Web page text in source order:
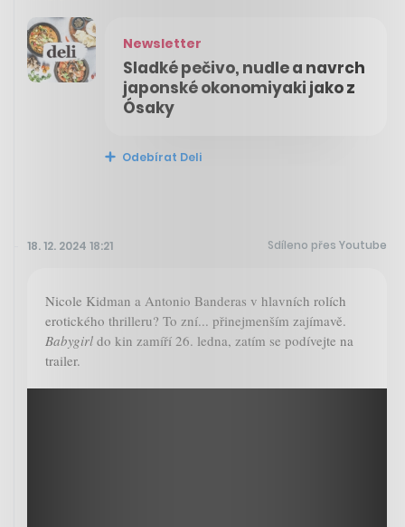
Newsletter
Sladké pečivo, nudle a navrch
japonské okonomiyaki jako z
Ósaky
Odebírat Deli
18. 12. 2024 18:21 Sdíleno přes Youtube
Nicole Kidman a Antonio Banderas v hlavních rolích
erotického thrilleru? To zní... přinejmenším zajímavě.
Babygirl do kin zamíří 26. ledna, zatím se podívejte na
trailer.